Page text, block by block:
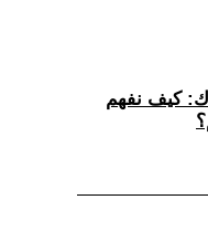
كيف نفهم